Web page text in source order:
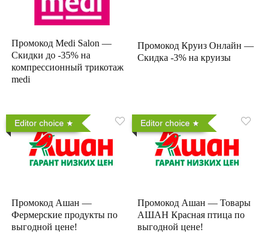
Промокод Medi Salon —
Скидки до -35% на
компрессионный трикотаж
medi
Промокод Круиз Онлайн —
Скидка -3% на круизы
Editor choice
Промокод Ашан —
Фермерские продукты по
выгодной цене!
Editor choice
Промокод Ашан — Товары
АШАН Красная птица по
выгодной цене!